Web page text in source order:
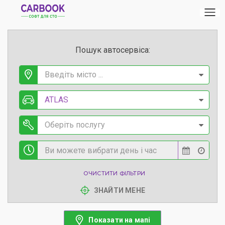
Пошук автосервіса:
Введіть місто ...
ATLAS
Оберіть послугу
ОЧИСТИТИ ФІЛЬТРИ
ЗНАЙТИ МЕНЕ
Показати на мапі